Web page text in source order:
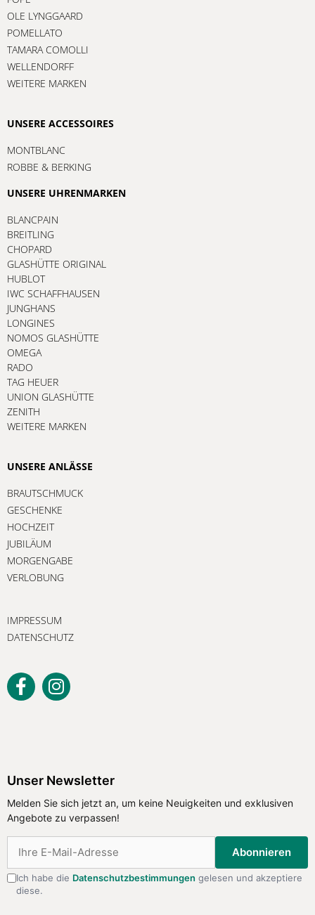
OLE LYNGGAARD
POMELLATO
TAMARA COMOLLI
WELLENDORFF
WEITERE MARKEN
UNSERE ACCESSOIRES
MONTBLANC
ROBBE & BERKING
UNSERE UHRENMARKEN
BLANCPAIN
BREITLING
CHOPARD
GLASHÜTTE ORIGINAL
HUBLOT
IWC SCHAFFHAUSEN
JUNGHANS
LONGINES
NOMOS GLASHÜTTE
OMEGA
RADO
TAG HEUER
UNION GLASHÜTTE
ZENITH
WEITERE MARKEN
UNSERE ANLÄSSE
BRAUTSCHMUCK
GESCHENKE
HOCHZEIT
JUBILÄUM
MORGENGABE
VERLOBUNG
IMPRESSUM
DATENSCHUTZ
Unser Newsletter
Melden Sie sich jetzt an, um keine Neuigkeiten und exklusiven
Angebote zu verpassen!
Abonnieren
Ich habe die Datenschutzbestimmungen gelesen und akzeptiere
diese.
zu verpassen!
Abonnieren